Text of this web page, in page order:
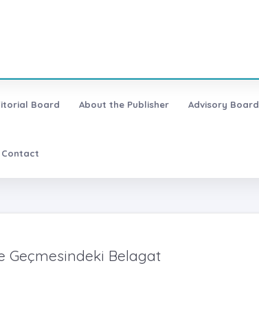
Board About the Publisher Advisory Board
Contact
Geçmesindeki Belagat